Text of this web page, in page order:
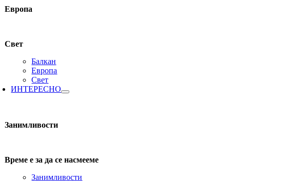
Европа
Свет
Балкан
Европа
Свет
ИНТЕРЕСНО
Занимливости
Време е за да се насмееме
Занимливости